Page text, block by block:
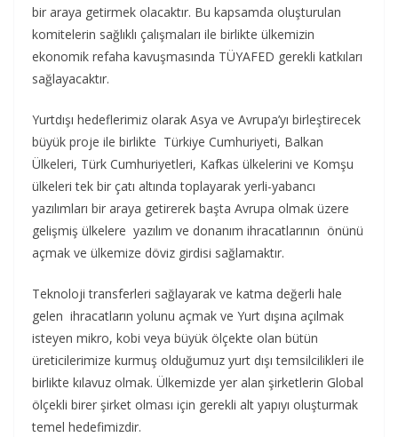
bir araya getirmek olacaktır. Bu kapsamda oluşturulan
komitelerin sağlıklı çalışmaları ile birlikte ülkemizin
ekonomik refaha kavuşmasında TÜYAFED gerekli katkıları
sağlayacaktır.
Yurtdışı hedeflerimiz olarak Asya ve Avrupa’yı birleştirecek
büyük proje ile birlikte Türkiye Cumhuriyeti, Balkan
Ülkeleri, Türk Cumhuriyetleri, Kafkas ülkelerini ve Komşu
ülkeleri tek bir çatı altında toplayarak yerli-yabancı
yazılımları bir araya getirerek başta Avrupa olmak üzere
gelişmiş ülkelere yazılım ve donanım ihracatlarının önünü
açmak ve ülkemize döviz girdisi sağlamaktır.
Teknoloji transferleri sağlayarak ve katma değerli hale
gelen ihracatların yolunu açmak ve Yurt dışına açılmak
isteyen mikro, kobi veya büyük ölçekte olan bütün
üreticilerimize kurmuş olduğumuz yurt dışı temsilcilikleri ile
birlikte kılavuz olmak. Ülkemizde yer alan şirketlerin Global
ölçekli birer şirket olması için gerekli alt yapıyı oluşturmak
temel hedefimizdir.